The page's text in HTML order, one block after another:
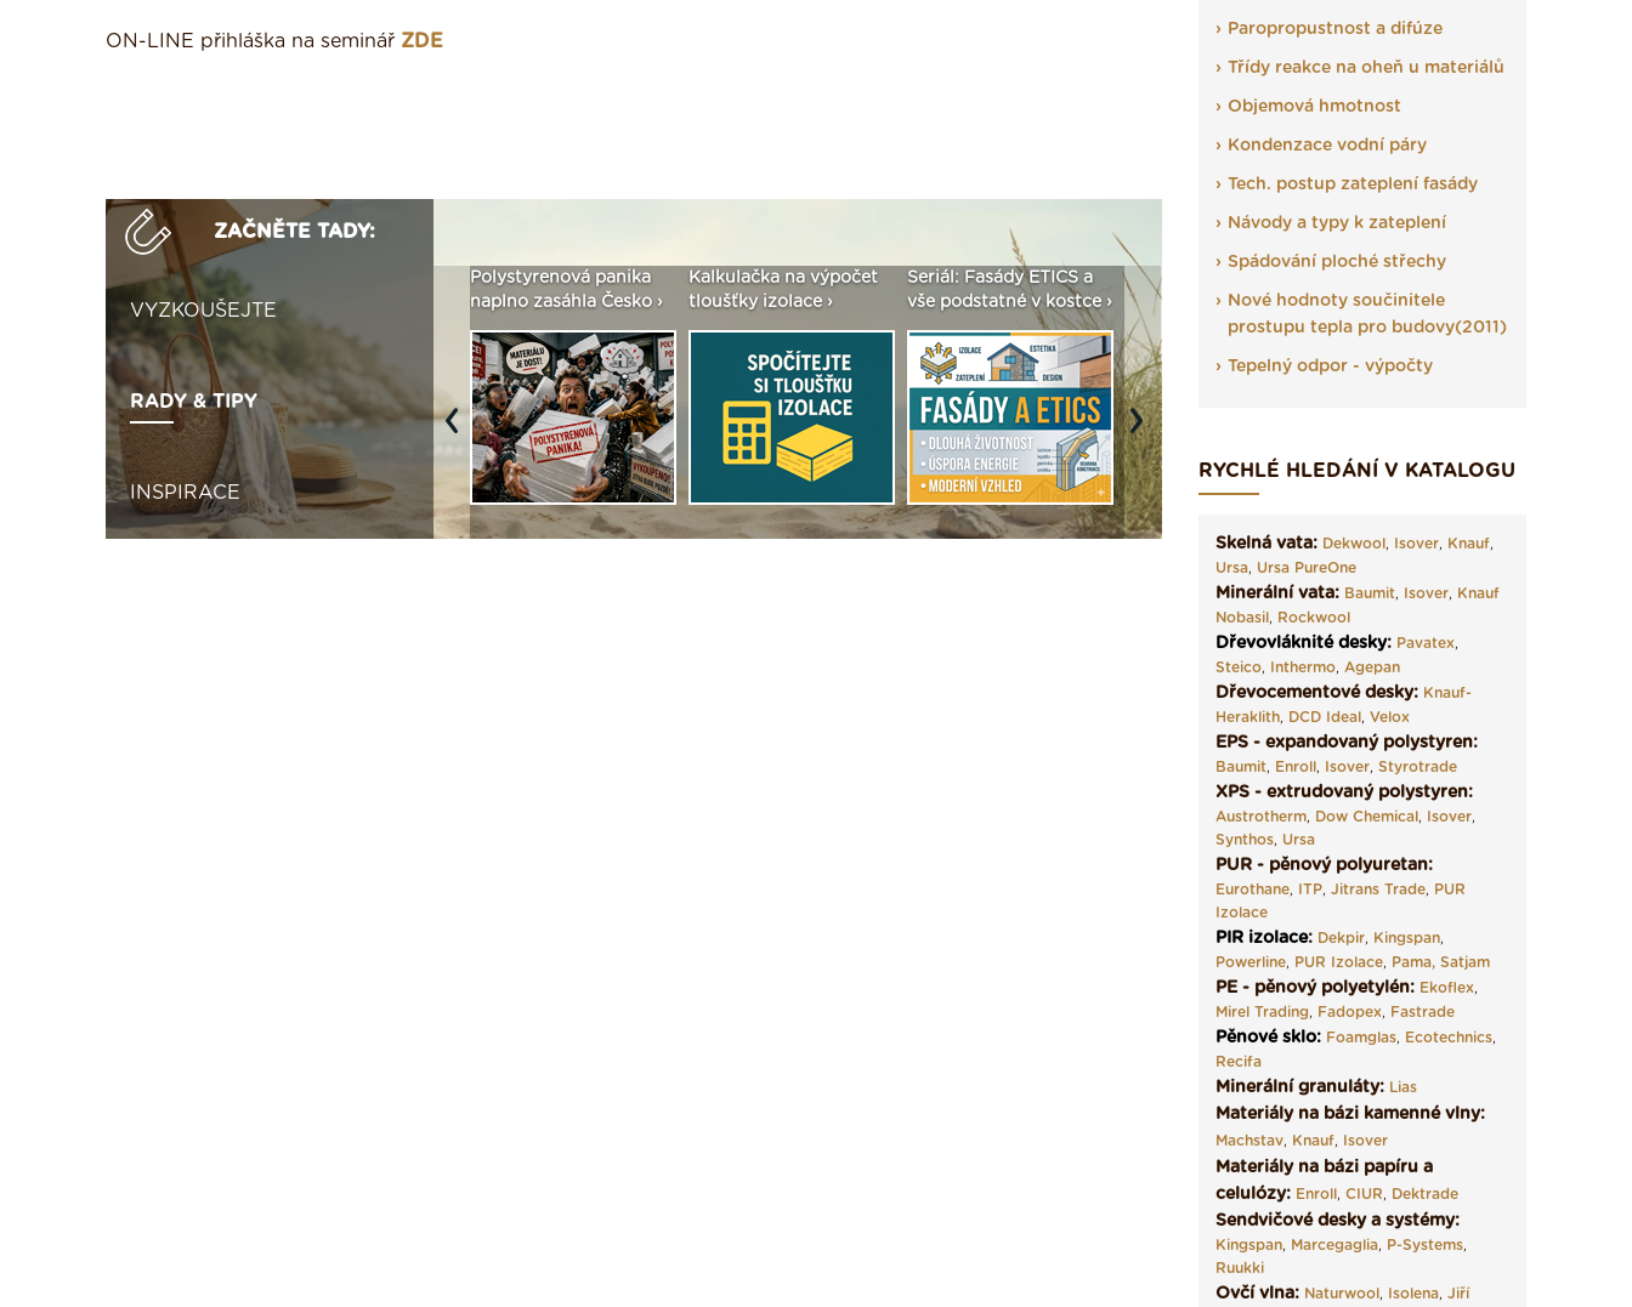
ON-LINE přihláška na seminář ZDE
ZAČNĚTE TADY:
VYZKOUŠEJTE
RADY & TIPY
INSPIRACE
Není polystyren? My ho
seženeme! ›
podkroví a vše o něm ›
Polystyrenová panika
naplno zasáhla Česko ›
Kalkulačka na výpočet
tloušťky izolace ›
Seriál: Fasády ETICS a
vše podstatné v kostce ›
Vyberte si izolaci a pak
ji tady klidně poptejte ›
fasády ›
Previous Next
Paropropustnost a difúze
Třídy reakce na oheň u materiálů
Objemová hmotnost
Kondenzace vodní páry
Tech. postup zateplení fasády
Návody a typy k zateplení
Spádování ploché střechy
Nové hodnoty součinitele
prostupu tepla pro budovy(2011)
Tepelný odpor - výpočty
RYCHLÉ HLEDÁNÍ V KATALOGU
Skelná vata: Dekwool, Isover, Knauf,
Ursa, Ursa PureOne
Minerální vata: Baumit, Isover, Knauf
Nobasil, Rockwool
Dřevovláknité desky: Pavatex,
Steico, Inthermo, Agepan
Dřevocementové desky: Knauf-
Heraklith, DCD Ideal, Velox
EPS - expandovaný polystyren:
Baumit, Enroll, Isover, Styrotrade
XPS - extrudovaný polystyren:
Austrotherm, Dow Chemical, Isover,
Synthos, Ursa
PUR - pěnový polyuretan:
Eurothane, ITP, Jitrans Trade, PUR
Izolace
PIR izolace: Dekpir, Kingspan,
Powerline, PUR Izolace, Pama, Satjam
PE - pěnový polyetylén: Ekoflex,
Mirel Trading, Fadopex, Fastrade
Pěnové sklo: Foamglas, Ecotechnics,
Recifa
Minerální granuláty: Lias
Materiály na bázi kamenné vlny:
Machstav, Knauf, Isover
Materiály na bázi papíru a
celulózy: Enroll, CIUR, Dektrade
Sendvičové desky a systémy:
Kingspan, Marcegaglia, P-Systems,
Ruukki
Ovčí vlna: Naturwool, Isolena, Jiří